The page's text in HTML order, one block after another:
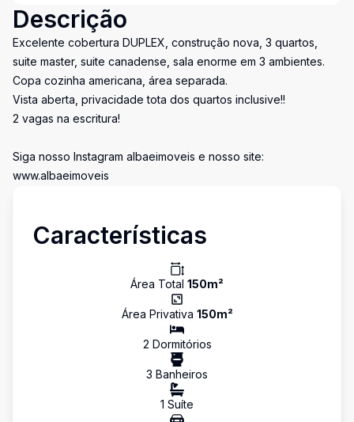
Descrição
Excelente cobertura DUPLEX, construção nova, 3 quartos,
suite master, suite canadense, sala enorme em 3 ambientes.
Copa cozinha americana, área separada.
Vista aberta, privacidade tota dos quartos inclusive!!
2 vagas na escritura!
Siga nosso Instagram albaeimoveis e nosso site:
www.albaeimoveis
Características
Área Total 150m²
Área Privativa 150m²
2 Dormitórios
3 Banheiros
1 Suíte